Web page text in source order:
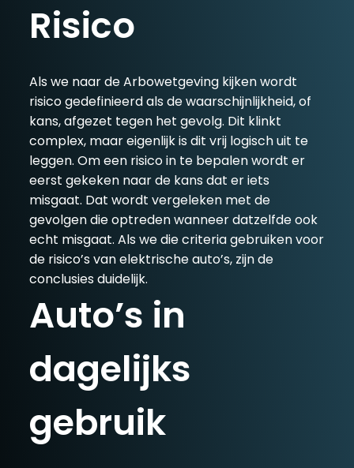
Risico
Als we naar de Arbowetgeving kijken wordt
risico gedefinieerd als de waarschijnlijkheid, of
kans, afgezet tegen het gevolg. Dit klinkt
complex, maar eigenlijk is dit vrij logisch uit te
leggen. Om een risico in te bepalen wordt er
eerst gekeken naar de kans dat er iets
misgaat. Dat wordt vergeleken met de
gevolgen die optreden wanneer datzelfde ook
echt misgaat. Als we die criteria gebruiken voor
de risico’s van elektrische auto’s, zijn de
conclusies duidelijk.
Auto’s in
dagelijks
gebruik